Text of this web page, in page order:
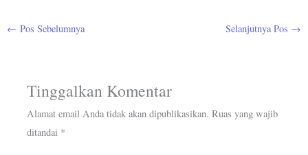
← Pos Sebelumnya Selanjutnya Pos →
Tinggalkan Komentar
Alamat email Anda tidak akan dipublikasikan. Ruas yang wajib
ditandai *